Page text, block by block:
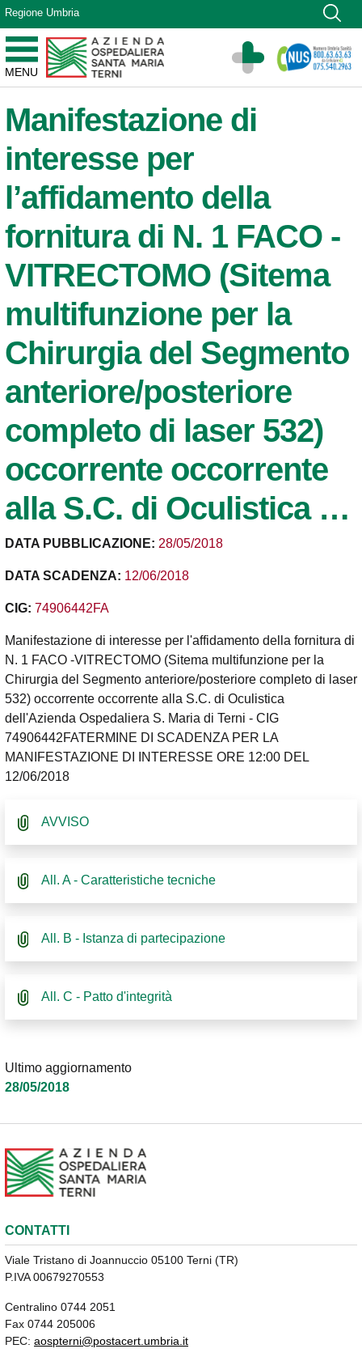
Vai ai contenuti
Vai al menu di navigazione
Vai al footer
Regione Umbria
MENU
Azienda Ospedaliera Santa Maria di Terni
Sito Istituzionale
Manifestazione di
interesse per
l’affidamento della
fornitura di N. 1 FACO -
VITRECTOMO (Sitema
multifunzione per la
Chirurgia del Segmento
anteriore/posteriore
completo di laser 532)
occorrente occorrente
alla S.C. di Oculistica …
DATA PUBBLICAZIONE: 28/05/2018
DATA SCADENZA: 12/06/2018
CIG: 74906442FA
Manifestazione di interesse per l'affidamento della fornitura di
N. 1 FACO -VITRECTOMO (Sitema multifunzione per la
Chirurgia del Segmento anteriore/posteriore completo di laser
532) occorrente occorrente alla S.C. di Oculistica
dell'Azienda Ospedaliera S. Maria di Terni - CIG
74906442FATERMINE DI SCADENZA PER LA
MANIFESTAZIONE DI INTERESSE ORE 12:00 DEL
12/06/2018
AVVISO
All. A - Caratteristiche tecniche
All. B - Istanza di partecipazione
All. C - Patto d'integrità
Ultimo aggiornamento
28/05/2018
CONTATTI
Viale Tristano di Joannuccio 05100 Terni (TR)
P.IVA 00679270553
Centralino 0744 2051
Fax 0744 205006
PEC: aospterni@postacert.umbria.it